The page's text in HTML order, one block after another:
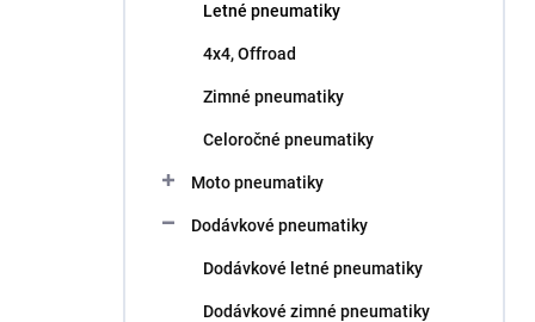
Letné pneumatiky
4x4, Offroad
Zimné pneumatiky
Celoročné pneumatiky
Moto pneumatiky
Dodávkové pneumatiky
Dodávkové letné pneumatiky
Dodávkové zimné pneumatiky